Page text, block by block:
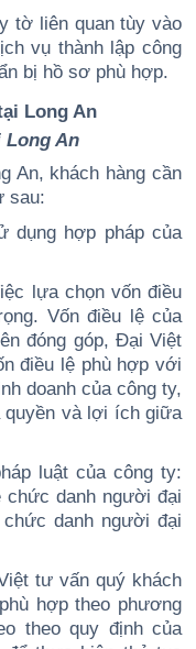
tờ liên quan tùy vào
vụ thành lập công
bị hồ sơ phù hợp.
Long An
Long An
An, khách hàng cần
sau:
dụng hợp pháp của
lựa chọn vốn điều
Vốn điều lệ của
đóng góp, Đại Việt
điều lệ phù hợp với
doanh của công ty,
và lợi ích giữa
luật của công ty:
chức danh người đại
danh người đại
tư vấn quý khách
hợp theo phương
theo quy định của